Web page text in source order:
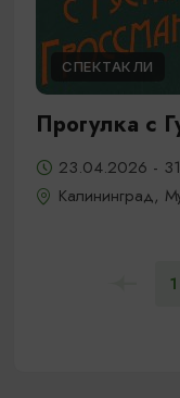
СПЕКТАКЛИ
Прогулка с
23.04.2026 -
Калининград,
1